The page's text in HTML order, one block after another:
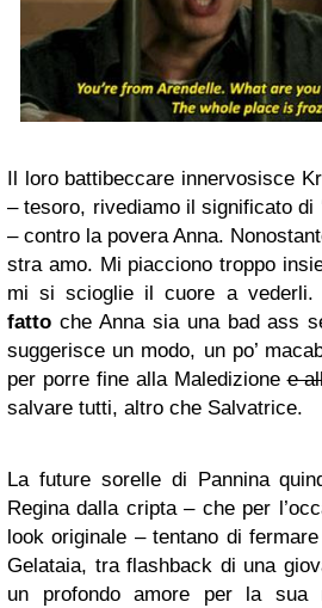
Il loro battibeccare innervosisce
– tesoro, rivediamo il significato di
– contro la povera Anna.
stra amo. Mi piacciono troppo
mi si scioglie il cuore a vederli.
fatto che Anna sia una bad ass
suggerisce un modo, un po’
per porre fine alla Maledizionee
salvare tutti, altro che Salvatrice.
La future sorelle di Pannina
Regina dalla cripta – che per
look originale – tentano di
Gelataia, tra flashback di una
un profondo amore per la sua